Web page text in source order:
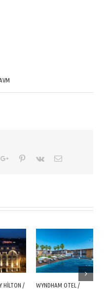
Google+Pinterest
Vk Email
HİLTON /
WYNDHAM OTEL /